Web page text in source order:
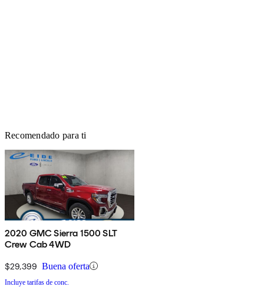
Recomendado para ti
2020 GMC Sierra 1500 SLT
Crew Cab 4WD
$29,399 Buena oferta
Incluye tarifas de conc.